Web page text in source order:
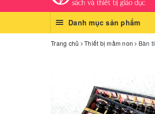
Danh mục sản phẩm
Trang chủ Thiết bị mầm non Bàn